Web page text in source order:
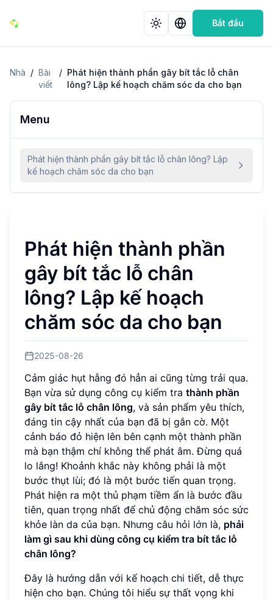
Bắt đầu
Nhà / Bài
viết
/ Phát hiện thành phần gây bít tắc lỗ chân
lông? Lập kế hoạch chăm sóc da cho bạn
Menu
Phát hiện thành phần gây bít tắc lỗ chân lông? Lập
kế hoạch chăm sóc da cho bạn
Phát hiện thành phần
gây bít tắc lỗ chân
lông? Lập kế hoạch
chăm sóc da cho bạn
2025-08-26
Cảm giác hụt hẫng đó hẳn ai cũng từng trải qua.
Bạn vừa sử dụng công cụ kiểm tra thành phần
gây bít tắc lỗ chân lông, và sản phẩm yêu thích,
đáng tin cậy nhất của bạn đã bị gắn cờ. Một
cảnh báo đỏ hiện lên bên cạnh một thành phần
mà bạn thậm chí không thể phát âm. Đừng quá
lo lắng! Khoảnh khắc này không phải là một
bước thụt lùi; đó là một bước tiến quan trọng.
Phát hiện ra một thủ phạm tiềm ẩn là bước đầu
tiên, quan trọng nhất để chủ động chăm sóc sức
khỏe làn da của bạn. Nhưng câu hỏi lớn là, phải
làm gì sau khi dùng công cụ kiểm tra bít tắc lỗ
chân lông?
Đây là hướng dẫn với kế hoạch chi tiết, dễ thực
hiện cho bạn. Chúng tôi hiểu sự thất vọng khi